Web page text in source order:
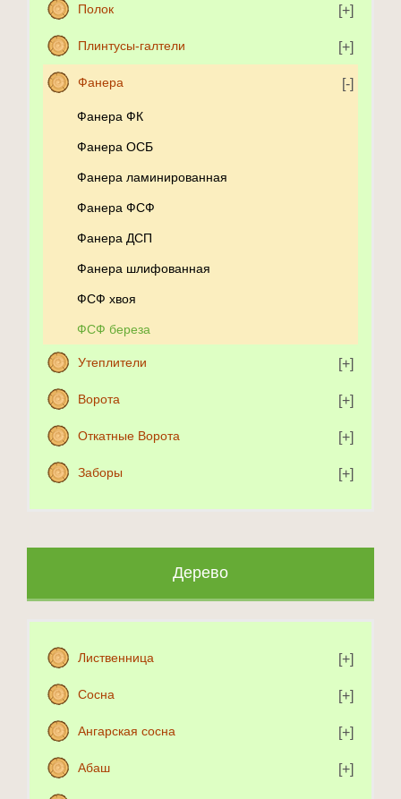
Полок
Плинтусы-галтели
Фанера
Фанера ФК
Фанера ОСБ
Фанера ламинированная
Фанера ФСФ
Фанера ДСП
Фанера шлифованная
ФСФ хвоя
ФСФ береза
Утеплители
Ворота
Откатные Ворота
Заборы
Дерево
Лиственница
Сосна
Ангарская сосна
Абаш